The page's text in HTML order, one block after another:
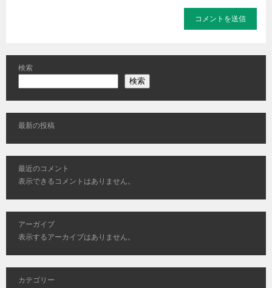
検索
検索
最新の投稿
最近のコメント
表示できるコメントはありません。
アーガイブ
表示するアーカイブはありません。
カテゴリー